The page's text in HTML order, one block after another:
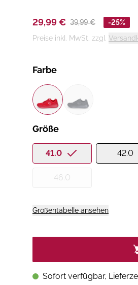
29,99 € 39,99 €
-25%
Preise inkl. MwSt. zzgl.
Farbe
Größe
41.0 42.0
46.0
Größentabelle ansehen
Sofort verfügbar,